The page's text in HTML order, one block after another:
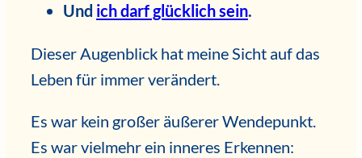
Und ich darf glücklich sein.
Dieser Augenblick hat meine Sicht auf das
Leben für immer verändert.
Es war kein großer äußerer Wendepunkt.
Es war vielmehr ein inneres Erkennen: